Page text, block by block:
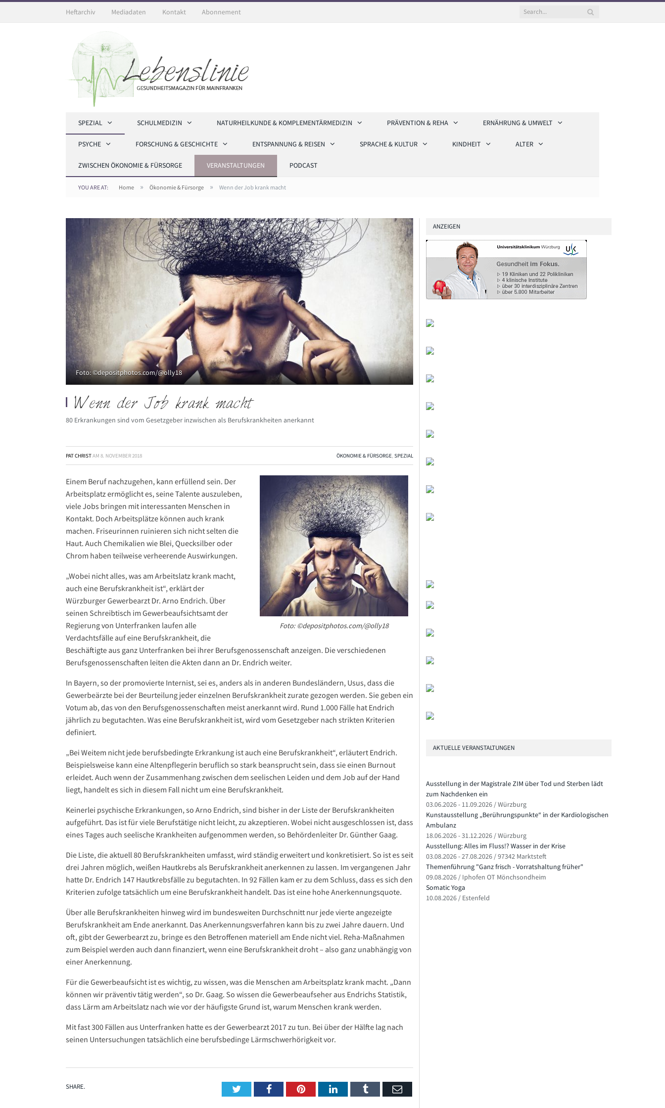
Heftarchiv Mediadaten Kontakt Abonnement
SPEZIAL SCHULMEDIZIN NATURHEILKUNDE & KOMPLEMENTÄRMEDIZIN PRÄVENTION & REHA ERNÄHRUNG & UMWELT
PSYCHE FORSCHUNG & GESCHICHTE ENTSPANNUNG & REISEN SPRACHE & KULTUR KINDHEIT ALTER
ZWISCHEN ÖKONOMIE & FÜRSORGE VERANSTALTUNGEN PODCAST
YOU ARE AT: Home » Ökonomie & Fürsorge » Wenn der Job krank macht
Foto: ©depositphotos.com/@olly18
Wenn der Job krank macht
80 Erkrankungen sind vom Gesetzgeber inzwischen als Berufskrankheiten anerkannt
PAT CHRISTAM 8. NOVEMBER 2018 ÖKONOMIE & FÜRSORGE, SPEZIAL
Foto: ©depositphotos.com/@olly18
Einem Beruf nachzugehen, kann erfüllend sein. Der
Arbeitsplatz ermöglicht es, seine Talente auszuleben,
viele Jobs bringen mit interessanten Menschen in
Kontakt. Doch Arbeitsplätze können auch krank
machen. Friseurinnen ruinieren sich nicht selten die
Haut. Auch Chemikalien wie Blei, Quecksilber oder
Chrom haben teilweise verheerende Auswirkungen.
„Wobei nicht alles, was am Arbeitslatz krank macht,
auch eine Berufskrankheit ist“, erklärt der
Würzburger Gewerbearzt Dr. Arno Endrich. Über
seinen Schreibtisch im Gewerbeaufsichtsamt der
Regierung von Unterfranken laufen alle
Verdachtsfälle auf eine Berufskrankheit, die
Beschäftigte aus ganz Unterfranken bei ihrer Berufsgenossenschaft anzeigen. Die verschiedenen
Berufsgenossenschaften leiten die Akten dann an Dr. Endrich weiter.
In Bayern, so der promovierte Internist, sei es, anders als in anderen Bundesländern, Usus, dass die
Gewerbeärzte bei der Beurteilung jeder einzelnen Berufskrankheit zurate gezogen werden. Sie geben ein
Votum ab, das von den Berufsgenossenschaften meist anerkannt wird. Rund 1.000 Fälle hat Endrich
jährlich zu begutachten. Was eine Berufskrankheit ist, wird vom Gesetzgeber nach strikten Kriterien
definiert.
„Bei Weitem nicht jede berufsbedingte Erkrankung ist auch eine Berufskrankheit“, erläutert Endrich.
Beispielsweise kann eine Altenpflegerin beruflich so stark beansprucht sein, dass sie einen Burnout
erleidet. Auch wenn der Zusammenhang zwischen dem seelischen Leiden und dem Job auf der Hand
liegt, handelt es sich in diesem Fall nicht um eine Berufskrankheit.
Keinerlei psychische Erkrankungen, so Arno Endrich, sind bisher in der Liste der Berufskrankheiten
aufgeführt. Das ist für viele Berufstätige nicht leicht, zu akzeptieren. Wobei nicht ausgeschlossen ist, dass
eines Tages auch seelische Krankheiten aufgenommen werden, so Behördenleiter Dr. Günther Gaag.
Die Liste, die aktuell 80 Berufskrankheiten umfasst, wird ständig erweitert und konkretisiert. So ist es seit
drei Jahren möglich, weißen Hautkrebs als Berufskrankheit anerkennen zu lassen. Im vergangenen Jahr
hatte Dr. Endrich 147 Hautkrebsfälle zu begutachten. In 92 Fällen kam er zu dem Schluss, dass es sich den
Kriterien zufolge tatsächlich um eine Berufskrankheit handelt. Das ist eine hohe Anerkennungsquote.
Über alle Berufskrankheiten hinweg wird im bundesweiten Durchschnitt nur jede vierte angezeigte
Berufskrankheit am Ende anerkannt. Das Anerkennungsverfahren kann bis zu zwei Jahre dauern. Und
oft, gibt der Gewerbearzt zu, bringe es den Betroffenen materiell am Ende nicht viel. Reha-Maßnahmen
zum Beispiel werden auch dann finanziert, wenn eine Berufskrankheit droht – also ganz unabhängig von
einer Anerkennung.
Für die Gewerbeaufsicht ist es wichtig, zu wissen, was die Menschen am Arbeitsplatz krank macht. „Dann
können wir präventiv tätig werden“, so Dr. Gaag. So wissen die Gewerbeaufseher aus Endrichs Statistik,
dass Lärm am Arbeitslatz nach wie vor der häufigste Grund ist, warum Menschen krank werden.
Mit fast 300 Fällen aus Unterfranken hatte es der Gewerbearzt 2017 zu tun. Bei über der Hälfte lag nach
seinen Untersuchungen tatsächlich eine berufsbedinge Lärmschwerhörigkeit vor.
SHARE. TwitterFacebookPinterestLinkedInTumblr Email
ANZEIGEN
AKTUELLE VERANSTALTUNGEN
Ausstellung in der Magistrale ZIM über Tod und Sterben lädt
zum Nachdenken ein
03.06.2026 - 11.09.2026 / Würzburg
Kunstausstellung „Berührungspunkte“ in der Kardiologischen
Ambulanz
18.06.2026 - 31.12.2026 / Würzburg
Ausstellung: Alles im Fluss!? Wasser in der Krise
03.08.2026 - 27.08.2026 / 97342 Marktsteft
Themenführung "Ganz frisch - Vorratshaltung früher"
09.08.2026 / Iphofen OT Mönchsondheim
Somatic Yoga
10.08.2026 / Estenfeld